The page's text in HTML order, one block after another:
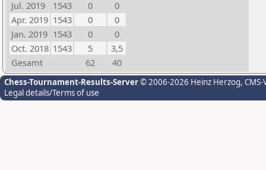
Jul. 2019
1543 0
0
Apr. 2019 1543 0
0
Jan. 2019 1543 0
0
Oct. 2018 1543 5
3,5
Gesamt
62 40
Chess-Tournament-Results-Server© 2006-2026 Heinz Herzog,
Legal details/Terms of use